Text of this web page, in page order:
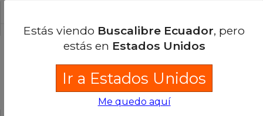
Preguntas y respuestas sobre el libro
Estás viendo Buscalibre Ecuador, pero
estás en Estados Unidos
Ir a Estados Unidos
Me quedo aquí